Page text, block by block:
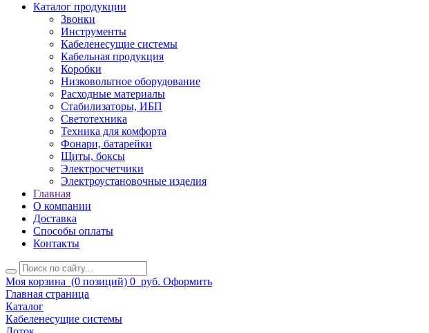
Каталог продукции
Звонки
Инструменты
Кабеленесущие системы
Кабельная продукция
Коробки
Низковольтное оборудование
Расходные материалы
Стабилизаторы, ИБП
Светотехника
Техника для комфорта
Фонари, батарейки
Щиты, боксы
Электросчетчики
Электроустановочные изделия
Главная
О компании
Доставка
Способы оплаты
Контакты
Моя корзина (0 позиций) 0 руб. Оформить
Главная страница
Каталог
Кабеленесущие системы